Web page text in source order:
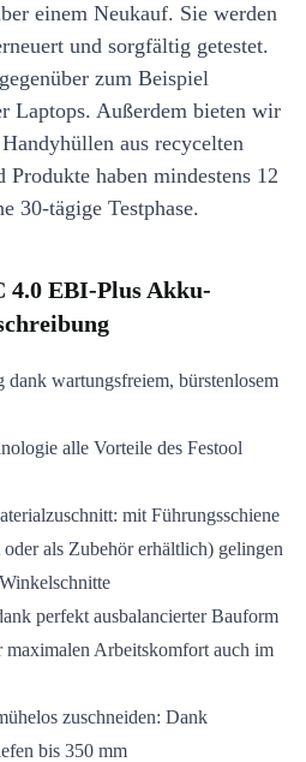
einem Neukauf. Sie werden
und sorgfältig getestet.
zum Beispiel
Laptops. Außerdem bieten wir
aus recycelten
haben mindestens 12
30-tägige Testphase.
4.0 EBI-Plus Akku-
wartungsfreiem, bürstenlosem
alle Vorteile des Festool
mit Führungsschiene
als Zubehör erhältlich) gelingen
perfekt ausbalancierter Bauform
Arbeitskomfort auch im
zuschneiden: Dank
bis 350 mm